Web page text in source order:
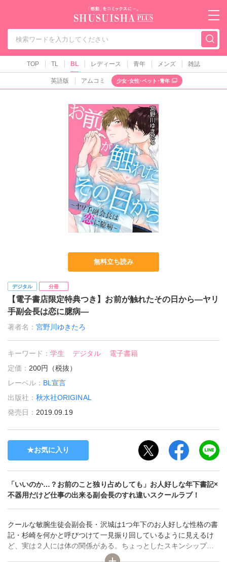
秋水社PLUS（テ
TOP TL BL レディース 青年 メンズ 雑誌
英語版 アムコミ 少女･女性･ペット･青年
無料立ち読み
デジタル 分冊
【電子書店限定特典つき】お前が触れたその日から―ヤリ
手副会長は恋に臆病―
著者名：宮野川ゆきたろ
キーワード：学生 デジタル
電子書籍
定価： 200円（税抜）
レーベル： BL宣言
出版社：秋水社ORIGINAL
発売日： 2019.09.19
お気に入り
「いいのか…？お前のこと独り占めしても」お人好しな年下書記×
不器用だけど仕事の出来る副会長のすれ違いスクールラブ！
クールな敏腕生徒会副会長・沢城は1つ年下のお人好しな性格の書
記・杉崎を何かと呼びつけて一見振り回しているように見えるけ
ど、実は２人には体の関係がある。ちょっとしたスキンシップか
ら始まったこの関係だけど、最近沢城は恋人ではない杉崎との距